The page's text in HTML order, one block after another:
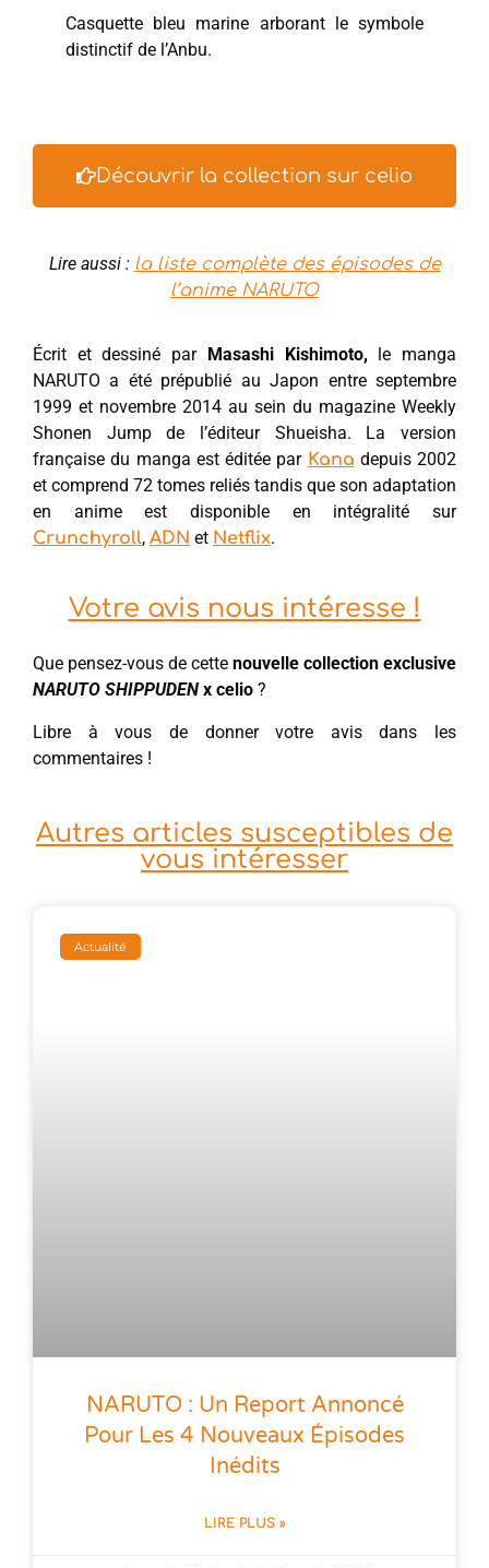
Casquette bleu marine arborant le symbole
distinctif de l’Anbu.
Découvrir la collection sur celio
Lire aussi : la liste complète des épisodes de
l’anime NARUTO
Écrit et dessiné par Masashi Kishimoto, le manga
NARUTO a été prépublié au Japon entre septembre
1999 et novembre 2014 au sein du magazine Weekly
Shonen Jump de l’éditeur Shueisha. La version
française du manga est éditée par Kana depuis 2002
et comprend 72 tomes reliés tandis que son adaptation
en anime est disponible en intégralité sur
Crunchyroll, ADN et Netflix.
Votre avis nous intéresse !
Que pensez-vous de cette nouvelle collection exclusive
NARUTO SHIPPUDEN x celio ?
Libre à vous de donner votre avis dans les
commentaires !
Autres articles susceptibles de
vous intéresser
Actualité
NARUTO : Un Report Annoncé
Pour Les 4 Nouveaux Épisodes
Inédits
LIRE PLUS »